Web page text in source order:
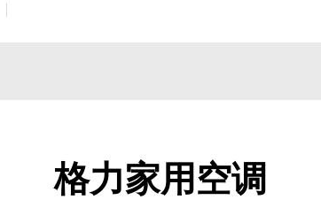
格力家用空调